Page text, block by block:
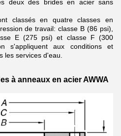
deux des brides en acier sans
classés en quatre classes en
de travail: classe B (86 psi),
E (275 psi) et classe F (300
s'appliquent aux conditions et
les services d'eau.
à anneaux en acier AWWA